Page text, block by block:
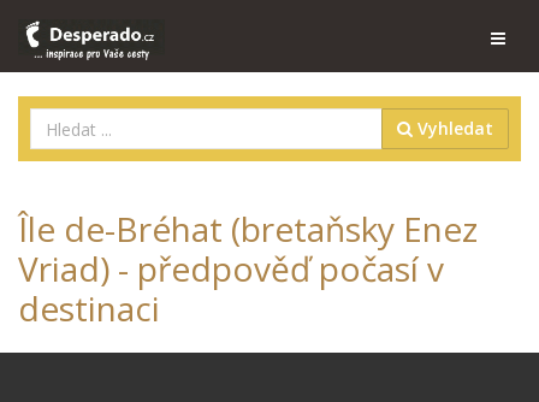
Vyhledat
Île de-Bréhat (bretaňsky Enez
Vriad) - předpověď počasí v
destinaci